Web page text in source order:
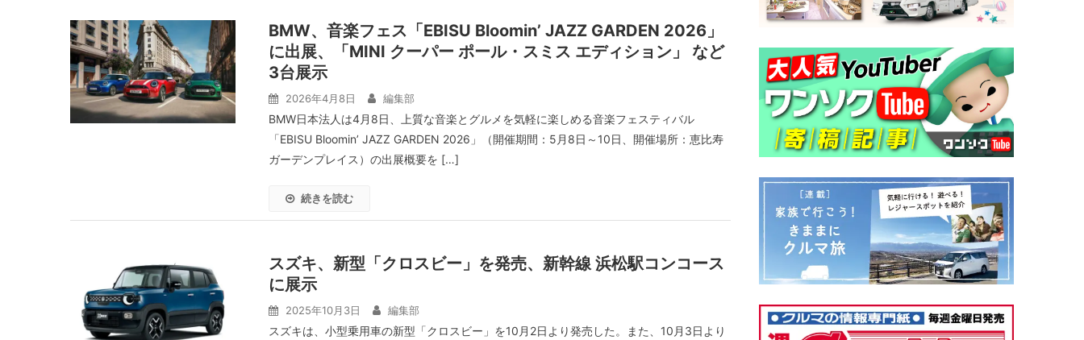
BMW、音楽フェス「EBISU Bloomin’ JAZZ GARDEN 2026」
に出展、「MINI クーパー ポール・スミス エディション」 など
3台展示
2026年4月8日 編集部
BMW日本法人は4月8日、上質な音楽とグルメを気軽に楽しめる音楽フェスティバル
「EBISU Bloomin’ JAZZ GARDEN 2026」（開催期間：5月8日～10日、開催場所：恵比寿
ガーデンプレイス）の出展概要を […]
続きを読む
スズキ、新型「クロスビー」を発売、新幹線 浜松駅コンコース
に展示
2025年10月3日 編集部
スズキは、小型乗用車の新型「クロスビー」を10月2日より発売した。また、10月3日より